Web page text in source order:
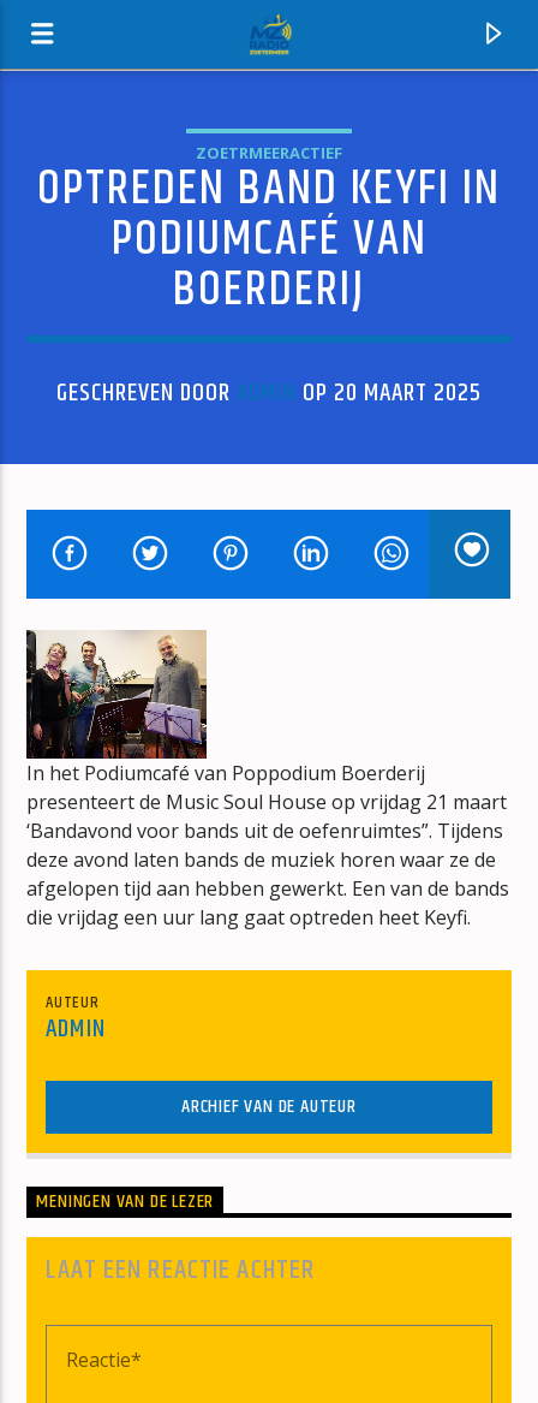
MZ-RADIO
HUIDIG NUMMER
TITEL
ARTIEST
mz-radio
ZOETRMEERACTIEF
OPTREDEN BAND KEYFI IN
PODIUMCAFÉ VAN
BOERDERIJ
GESCHREVEN DOOR ADMIN OP 20 MAART 2025
In het Podiumcafé van Poppodium Boerderij
presenteert de Music Soul House op vrijdag 21 maart
‘Bandavond voor bands uit de oefenruimtes”. Tijdens
deze avond laten bands de muziek horen waar ze de
afgelopen tijd aan hebben gewerkt. Een van de bands
die vrijdag een uur lang gaat optreden heet Keyfi.
AUTEUR
ADMIN
ARCHIEF VAN DE AUTEUR
MENINGEN VAN DE LEZER
LAAT EEN REACTIE ACHTER